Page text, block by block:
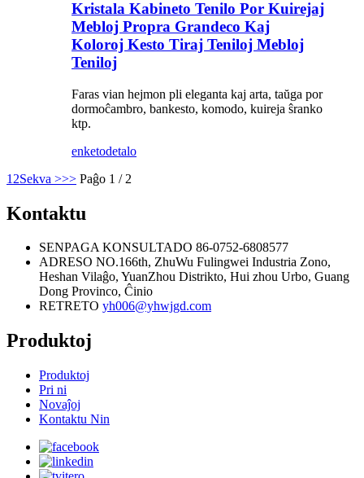
Kristala Kabineto Tenilo Por Kuirejaj
Mebloj Propra Grandeco Kaj
Koloroj Kesto Tiraj Teniloj Mebloj
Teniloj
Faras vian hejmon pli eleganta kaj arta, taŭga por
dormoĉambro, bankesto, komodo, kuireja ŝranko
ktp.
enketodetalo
1 2Sekva >>> Paĝo 1 / 2
Kontaktu
SENPAGA KONSULTADO 86-0752-6808577
ADRESO NO.166th, ZhuWu Fulingwei Industria Zono,
Heshan Vilaĝo, YuanZhou Distrikto, Hui zhou Urbo, Guang
Dong Provinco, Ĉinio
RETRETO yh006@yhwjgd.com
Produktoj
Produktoj
Pri ni
Novaĵoj
Kontaktu Nin